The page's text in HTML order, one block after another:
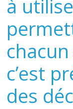
à
c’est
des